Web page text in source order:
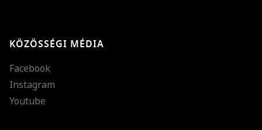
KÖZÖSSÉGI MÉDIA
Facebook
Instagram
Youtube